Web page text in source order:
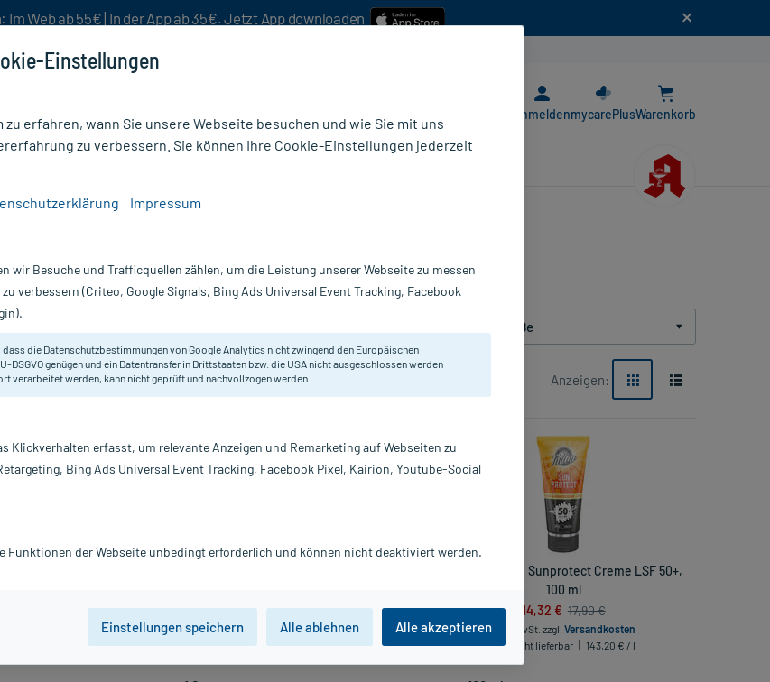
Im Web ab 55€ | In der App ab 35€. Jetzt App downloaden
AnmeldenmycarePlusWarenkorb
Packungsgröße
Produkte pro Seite: 24 Anzeigen:
1,88 €
inkl. MwSt. zzgl.Versandkosten
Nicht lieferbar
Believa Tattoo Sunprotect Creme LSF 50+,
100 ml
14,32 € 17,90 €
inkl. MwSt. zzgl.Versandkosten
Nicht lieferbar
143,20 € / l
Einstellungen
erfahren, wann Sie unsere Webseite besuchen und wie Sie mit uns
zu verbessern. Sie können Ihre Cookie-Einstellungen jederzeit
Impressum
wir Besuche und Trafficquellen zählen, um die Leistung unserer Webseite zu messen
verbessern (Criteo, Google Signals, Bing Ads Universal Event Tracking, Facebook
die Datenschutzbestimmungen vonGoogle Analytics nicht zwingend den Europäischen
DSGVO genügen und ein Datentransfer in Drittstaaten bzw. die USA nicht ausgeschlossen werden
verarbeitet werden, kann nicht geprüft und nachvollzogen werden.
Klickverhalten erfasst, um relevante Anzeigen und Remarketing auf Webseiten zu
Bing Ads Universal Event Tracking, Facebook Pixel, Kairion, Youtube-Social
Funktionen der Webseite unbedingt erforderlich und können nicht deaktiviert werden.
Einstellungen speichern Alle ablehnen Alle akzeptieren